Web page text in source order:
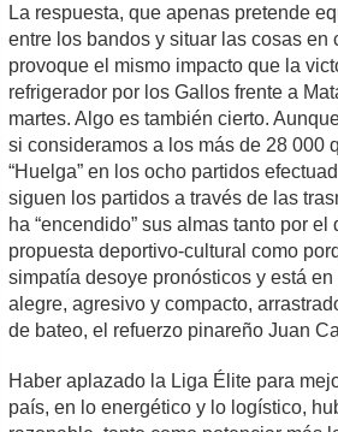
La respuesta, que apenas pretende
entre los bandos y situar las cosas en
provoque el mismo impacto que la
refrigerador por los Gallos frente a
martes. Algo es también cierto.
si consideramos a los más de 28 000
“Huelga” en los ocho partidos
siguen los partidos a través de las
ha “encendido” sus almas tanto por el
propuesta deportivo-cultural como
simpatía desoye pronósticos y está
alegre, agresivo y compacto,
de bateo, el refuerzo pinareño Juan
Haber aplazado la Liga Élite para
país, en lo energético y lo logístico,